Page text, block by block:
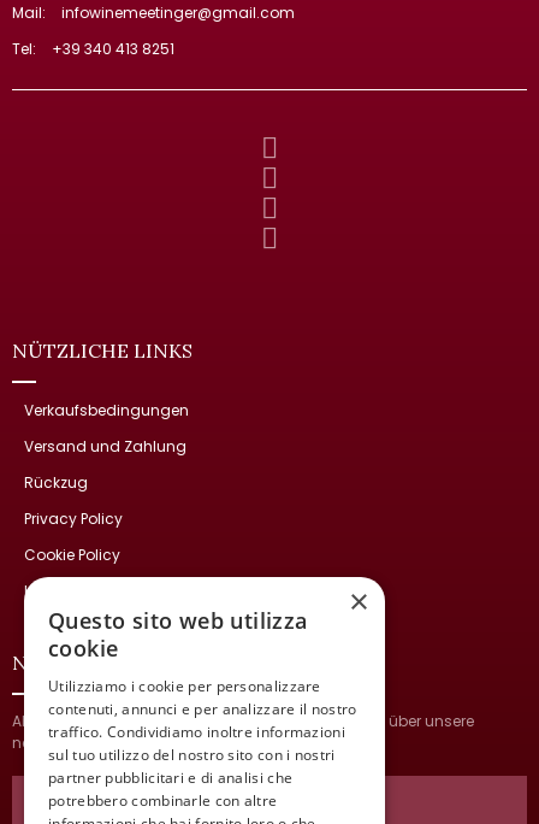
Mail:
infowinemeetinger@gmail.com
Tel:
+39 340 413 8251
NÜTZLICHE LINKS
Verkaufsbedingungen
Versand und Zahlung
Rückzug
Privacy Policy
Cookie Policy
Kontakte
NEWSLETTER
Abonnieren Sie und bleiben Sie auf dem Laufenden über unsere
neuesten Nachrichten.
×
Questo sito web utilizza
cookie
Utilizziamo i cookie per personalizzare
contenuti, annunci e per analizzare il nostro
traffico. Condividiamo inoltre informazioni
sul tuo utilizzo del nostro sito con i nostri
partner pubblicitari e di analisi che
potrebbero combinarle con altre